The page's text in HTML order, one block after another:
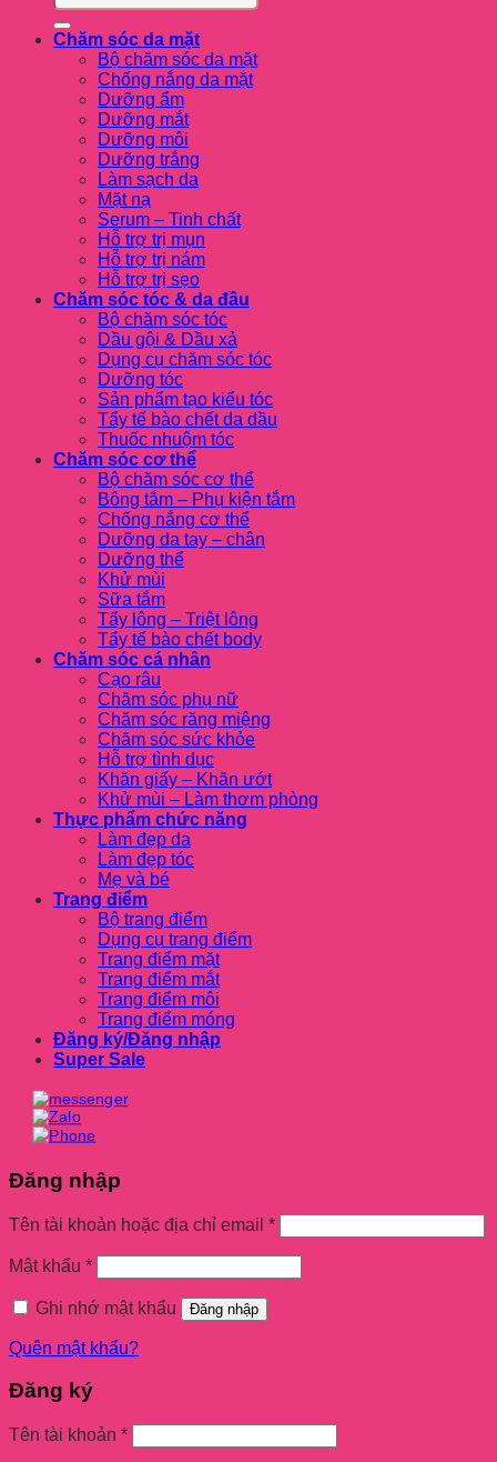
Chăm sóc da mặt
Bộ chăm sóc da mặt
Chống nắng da mặt
Dưỡng ẩm
Dưỡng mắt
Dưỡng môi
Dưỡng trắng
Làm sạch da
Mặt nạ
Serum – Tinh chất
Hỗ trợ trị mụn
Hỗ trợ trị nám
Hỗ trợ trị sẹo
Chăm sóc tóc & da đầu
Bộ chăm sóc tóc
Dầu gội & Dầu xả
Dụng cụ chăm sóc tóc
Dưỡng tóc
Sản phẩm tạo kiểu tóc
Tẩy tế bào chết da dầu
Thuốc nhuộm tóc
Chăm sóc cơ thể
Bộ chăm sóc cơ thể
Bông tắm – Phụ kiện tắm
Chống nắng cơ thể
Dưỡng da tay – chân
Dưỡng thể
Khử mùi
Sữa tắm
Tẩy lông – Triệt lông
Tẩy tế bào chết body
Chăm sóc cá nhân
Cạo râu
Chăm sóc phụ nữ
Chăm sóc răng miệng
Chăm sóc sức khỏe
Hỗ trợ tình dục
Khăn giấy – Khăn ướt
Khử mùi – Làm thơm phòng
Thực phẩm chức năng
Làm đẹp da
Làm đẹp tóc
Mẹ và bé
Trang điểm
Bộ trang điểm
Dụng cụ trang điểm
Trang điểm mặt
Trang điểm mắt
Trang điểm môi
Trang điểm móng
Đăng ký/Đăng nhập
Super Sale
Đăng nhập
Tên tài khoản hoặc địa chỉ email *
Mật khẩu *
Ghi nhớ mật khẩu Đăng nhập
Quên mật khẩu?
Đăng ký
Tên tài khoản *